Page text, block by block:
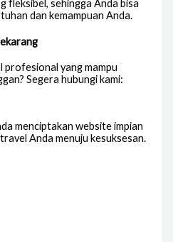
fleksibel, sehingga Anda bisa
dan kemampuan Anda.
profesional yang mampu
Segera hubungi kami:
menciptakan website impian
Anda menuju kesuksesan.